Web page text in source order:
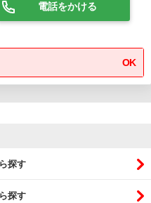
電話をかける
OK
探す
探す